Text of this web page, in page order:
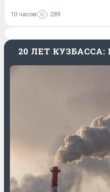
10 часов 289
20 ЛЕТ